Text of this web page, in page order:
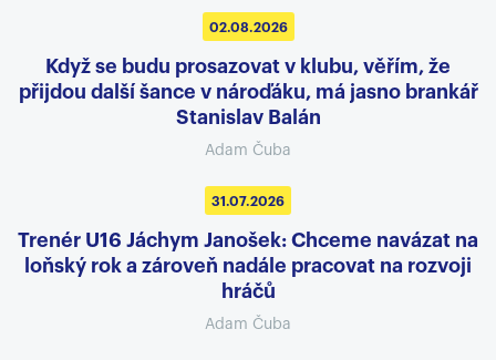
02.08.2026
Když se budu prosazovat v klubu, věřím, že
přijdou další šance v nároďáku, má jasno brankář
Stanislav Balán
Adam Čuba
31.07.2026
Trenér U16 Jáchym Janošek: Chceme navázat na
loňský rok a zároveň nadále pracovat na rozvoji
hráčů
Adam Čuba